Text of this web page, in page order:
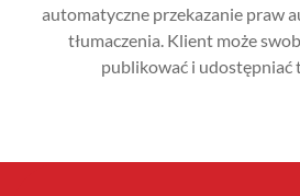
automatyczne przekazanie praw
tłumaczenia. Klient może
publikować i udostępniać